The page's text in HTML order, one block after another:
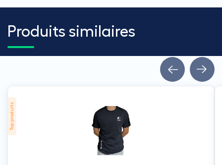
Produits similaires
Top produits